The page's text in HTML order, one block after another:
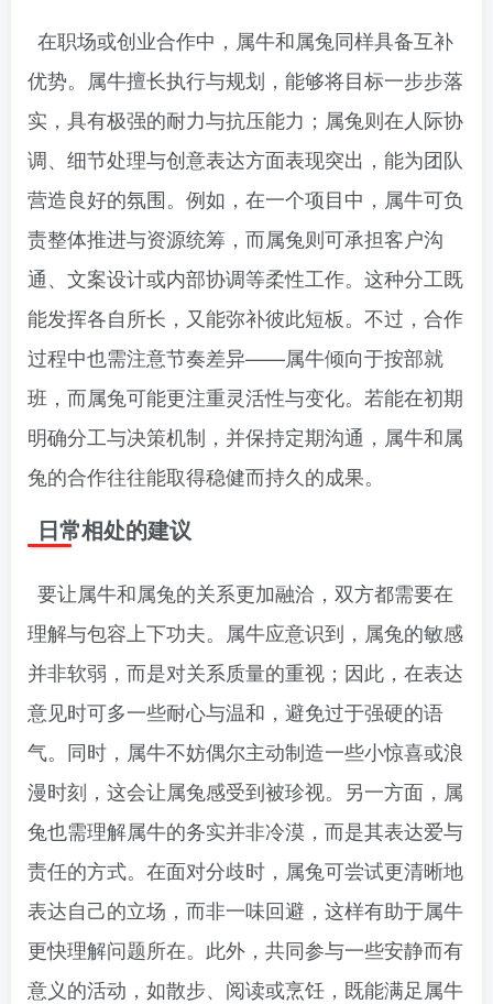
在职场或创业合作中，属牛和属兔同样具备互补
优势。属牛擅长执行与规划，能够将目标一步步落
实，具有极强的耐力与抗压能力；属兔则在人际协
调、细节处理与创意表达方面表现突出，能为团队
营造良好的氛围。例如，在一个项目中，属牛可负
责整体推进与资源统筹，而属兔则可承担客户沟
通、文案设计或内部协调等柔性工作。这种分工既
能发挥各自所长，又能弥补彼此短板。不过，合作
过程中也需注意节奏差异——属牛倾向于按部就
班，而属兔可能更注重灵活性与变化。若能在初期
明确分工与决策机制，并保持定期沟通，属牛和属
兔的合作往往能取得稳健而持久的成果。
日常相处的建议
要让属牛和属兔的关系更加融洽，双方都需要在
理解与包容上下功夫。属牛应意识到，属兔的敏感
并非软弱，而是对关系质量的重视；因此，在表达
意见时可多一些耐心与温和，避免过于强硬的语
气。同时，属牛不妨偶尔主动制造一些小惊喜或浪
漫时刻，这会让属兔感受到被珍视。另一方面，属
兔也需理解属牛的务实并非冷漠，而是其表达爱与
责任的方式。在面对分歧时，属兔可尝试更清晰地
表达自己的立场，而非一味回避，这样有助于属牛
更快理解问题所在。此外，共同参与一些安静而有
意义的活动，如散步、阅读或烹饪，既能满足属牛